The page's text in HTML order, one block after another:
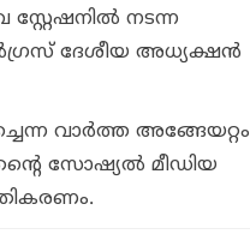
നടന്ന
ദേശീയ അധ്യക്ഷന്‍
വാര്‍ത്ത അങ്ങേയറ്റം
സോഷ്യല്‍ മീഡിയ